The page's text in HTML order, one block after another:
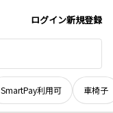
ログイン新規登録
SmartPay利用可 車椅子